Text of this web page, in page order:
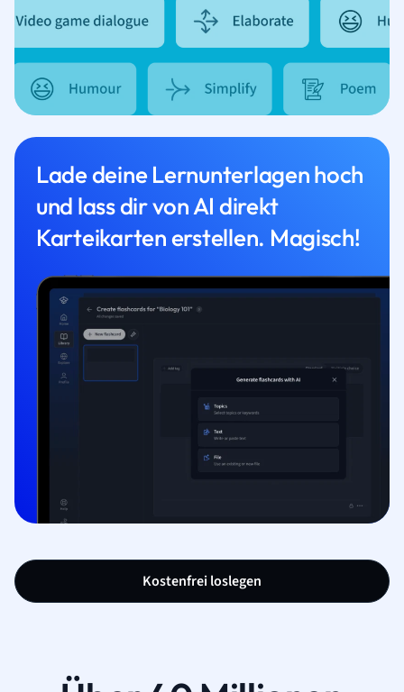
Lade deine Lernunterlagen hoch
und lass dir von AI direkt
Karteikarten erstellen. Magisch!
Kostenfrei loslegen